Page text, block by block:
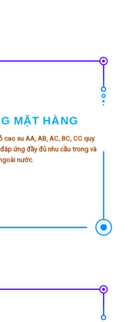
MẶT HÀNG
cao su AA, AB, AC, BC, CC quy
ứng đầy đủ nhu cầu trong và
nước.